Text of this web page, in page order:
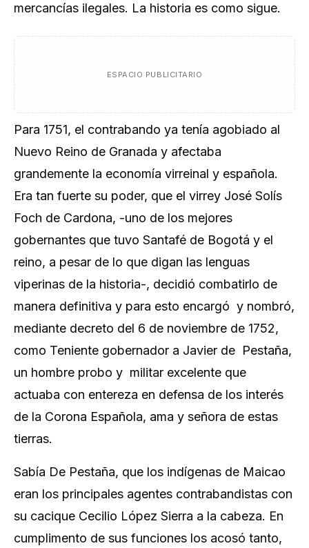
mercancías ilegales. La historia es como sigue.
ESPACIO PUBLICITARIO
Para 1751, el contrabando ya tenía agobiado al
Nuevo Reino de Granada y afectaba
grandemente la economía virreinal y española.
Era tan fuerte su poder, que el virrey José Solís
Foch de Cardona, -uno de los mejores
gobernantes que tuvo Santafé de Bogotá y el
reino, a pesar de lo que digan las lenguas
viperinas de la historia-, decidió combatirlo de
manera definitiva y para esto encargó y nombró,
mediante decreto del 6 de noviembre de 1752,
como Teniente gobernador a Javier de Pestaña,
un hombre probo y militar excelente que
actuaba con entereza en defensa de los interés
de la Corona Española, ama y señora de estas
tierras.
Sabía De Pestaña, que los indígenas de Maicao
eran los principales agentes contrabandistas con
su cacique Cecilio López Sierra a la cabeza. En
cumplimento de sus funciones los acosó tanto,